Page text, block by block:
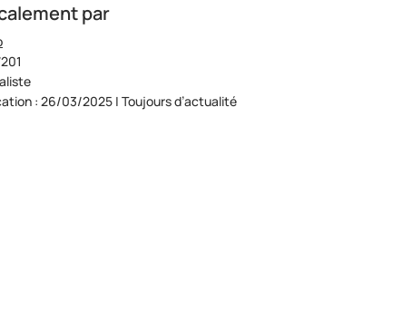
par
: 26/03/2025 | Toujours d’actualité